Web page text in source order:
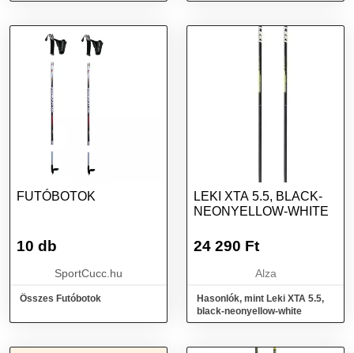
FUTÓBOTOK
10 db
SportCucc.hu
Összes Futóbotok
LEKI XTA 5.5, BLACK-
NEONYELLOW-WHITE
24 290 Ft
Alza
Hasonlók, mint Leki XTA 5.5,
black-neonyellow-white